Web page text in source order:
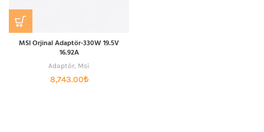
MSI Orjinal Adaptör-330W 19.5V
16.92A
Adaptör, Msi
8,743.00₺